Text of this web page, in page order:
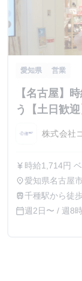
愛知県 営業
【名古屋】
う【土日歓迎
株式会社
currency_yen 時給1,714円
時給1,100円と
place愛知県名古屋
train千種駅から徒
(東山線)
calendar_today週2日〜 / 週8